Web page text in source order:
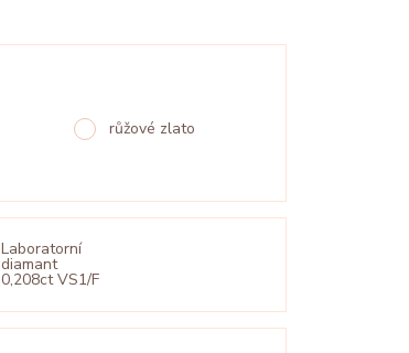
růžové zlato
Laboratorní
diamant
0,208ct VS1/F